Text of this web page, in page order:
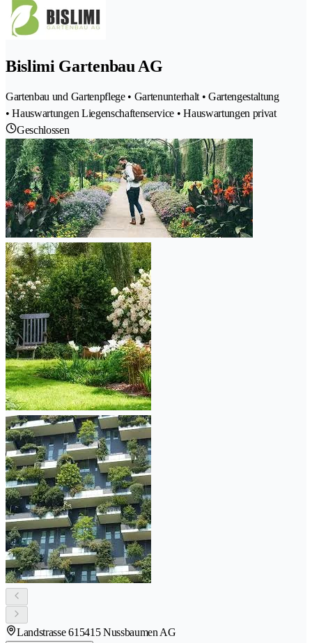
Bislimi Gartenbau AG
Gartenbau und Gartenpflege • Gartenunterhalt • Gartengestaltung
• Hauswartungen Liegenschaftenservice • Hauswartungen privat
Geschlossen
Landstrasse 61 5415 Nussbaumen AG